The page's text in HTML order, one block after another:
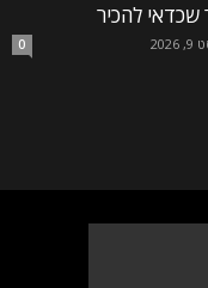
שכדאי להכיר
0